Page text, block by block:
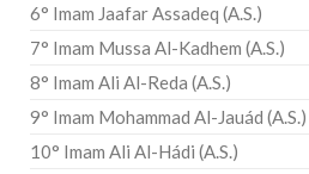
6° Imam Jaafar Assadeq (A.S.)
7° Imam Mussa Al-Kadhem (A.S.)
8° Imam Ali Al-Reda (A.S.)
9° Imam Mohammad Al-Jauád (A.S.)
10° Imam Ali Al-Hádi (A.S.)